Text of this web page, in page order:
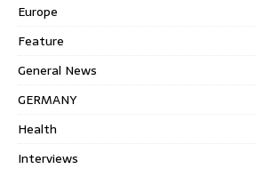
Europe
Feature
General News
GERMANY
Health
Interviews